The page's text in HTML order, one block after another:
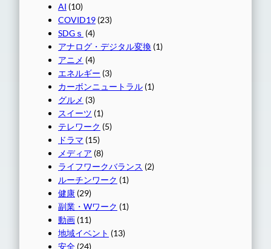
AI (10)
COVID19 (23)
SDGｓ (4)
アナログ・デジタル変換 (1)
アニメ (4)
エネルギー (3)
カーボンニュートラル (1)
グルメ (3)
スイーツ (1)
テレワーク (5)
ドラマ (15)
メディア (8)
ライフワークバランス (2)
ルーチンワーク (1)
健康 (29)
副業・Wワーク (1)
動画 (11)
地域イベント (13)
安全 (24)